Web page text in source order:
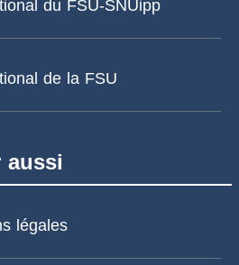
du FSU-SNUipp
de la FSU
aussi
légales